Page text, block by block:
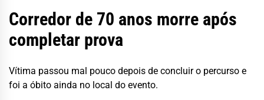
Corredor de 70 anos morre após
completar prova
Vítima passou mal pouco depois de concluir o percurso e
foi a óbito ainda no local do evento.